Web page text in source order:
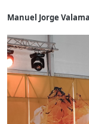
Manuel Jorge